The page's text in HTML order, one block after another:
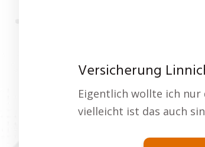
Versicherung
Eigentlich wollte ich
vielleicht ist das auch